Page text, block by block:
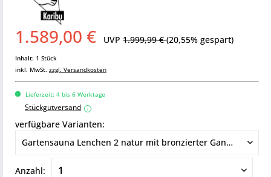
1.589,00 € UVP 1.999,99 €(20,55% gespart)
Inhalt: 1 Stück
inkl. MwSt. zzgl. Versandkosten
Lieferzeit: 4 bis 6 Werktage
Stückgutversand i
verfügbare Varianten:
Anzahl: